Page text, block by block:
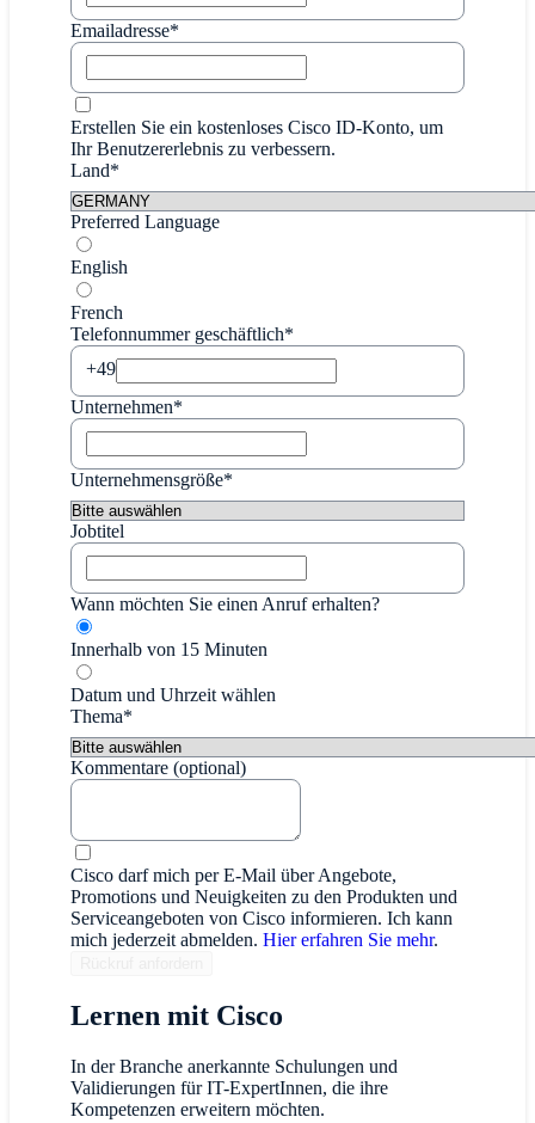
Emailadresse*
Erstellen Sie ein kostenloses Cisco ID-Konto, um
Ihr Benutzererlebnis zu verbessern.
Land*
Preferred Language
English
French
Telefonnummer geschäftlich*
+49
Unternehmen*
Unternehmensgröße*
Jobtitel
Wann möchten Sie einen Anruf erhalten?
Innerhalb von 15 Minuten
Datum und Uhrzeit wählen
Thema*
Kommentare (optional)
Cisco darf mich per E-Mail über Angebote,
Promotions und Neuigkeiten zu den Produkten und
Serviceangeboten von Cisco informieren. Ich kann
mich jederzeit abmelden.Hier erfahren Sie mehr.
Lernen mit Cisco
In der Branche anerkannte Schulungen und
Validierungen für IT-ExpertInnen, die ihre
Kompetenzen erweitern möchten.